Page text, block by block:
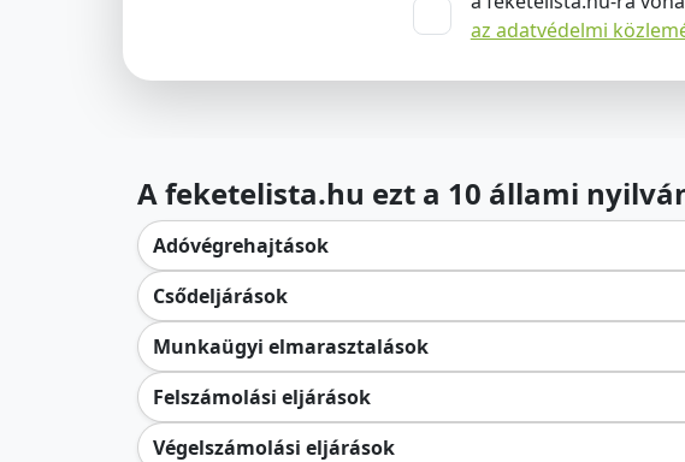
az adatvédelmi
A feketelista.hu ezt a 10 állami
Adóvégrehajtások
Csődeljárások
Munkaügyi elmarasztalások
Felszámolási eljárások
Végelszámolási eljárások